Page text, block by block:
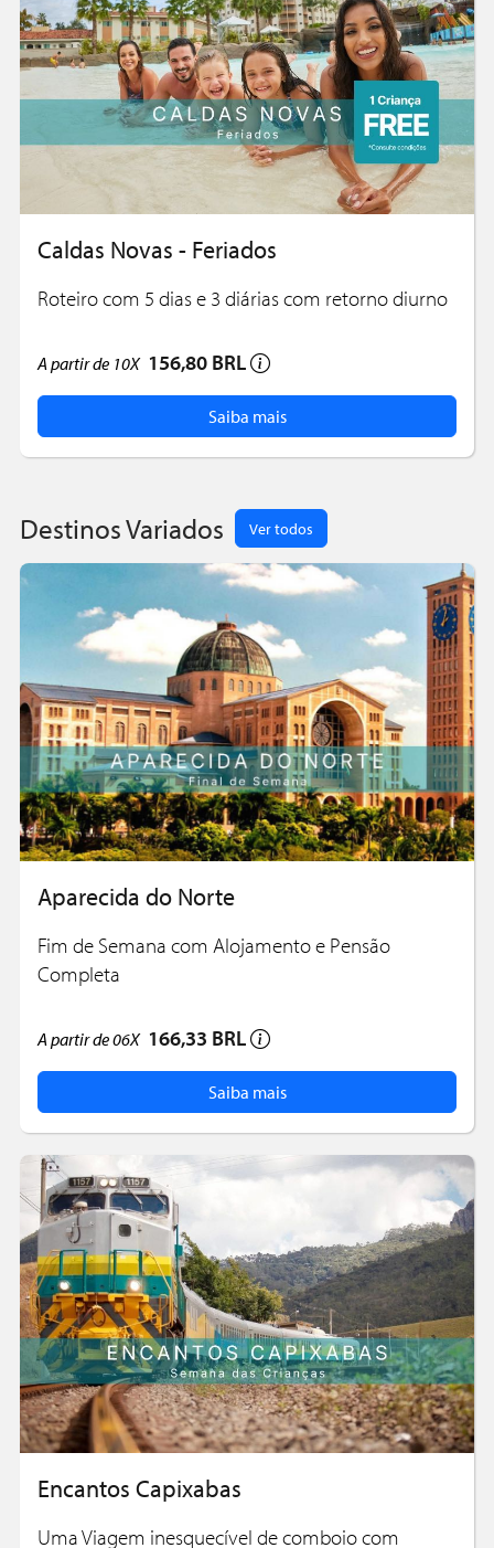
Caldas Novas - Feriados
Roteiro com 5 dias e 3 diárias com retorno diurno
A partir de 10X 156,80 BRL
Saiba mais
Destinos Variados Ver todos
Aparecida do Norte
Fim de Semana com Alojamento e Pensão
Completa
A partir de06X 166,33 BRL
Saiba mais
Encantos Capixabas
Uma Viagem inesquecível de comboio com